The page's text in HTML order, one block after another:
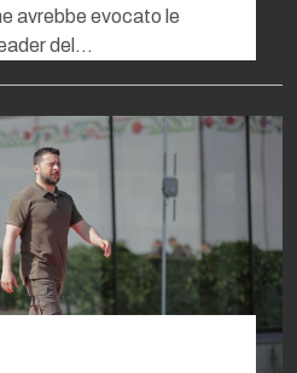
avrebbe evocato le
del…